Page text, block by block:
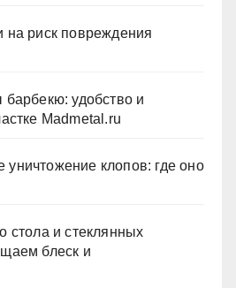
на риск повреждения
удобство и
Madmetal.ru
клопов: где оно
стола и стеклянных
блеск и